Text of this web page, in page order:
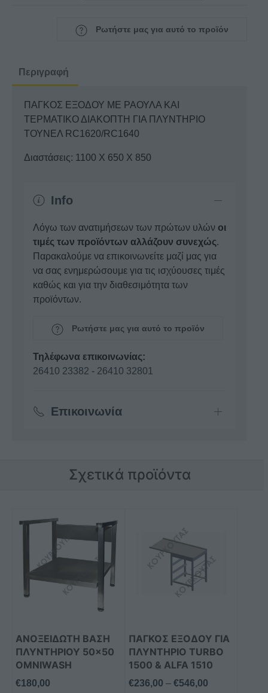
ΤΕΡΜΑΤΙΚΟ
ΔΙΑΚΟΠΤΗ
ΠΛΥΝΤΗΡΙΟ
ΤΟΥΝΕΛ
RC1620/RC1640
ποσότητα
Ρωτήστε μας για αυτό το προϊόν
Περιγραφή
ΠΑΓΚΟΣ ΕΞΟΔΟΥ ΜΕ ΡΑΟΥΛΑ ΚΑΙ
ΤΕΡΜΑΤΙΚΟ ΔΙΑΚΟΠΤΗ ΓΙΑ ΠΛΥΝΤΗΡΙΟ
ΤΟΥΝΕΛ RC1620/RC1640
Διαστάσεις: 1100 X 650 X 850
Info
Λόγω των ανατιμήσεων των πρώτων υλών οι
τιμές των προϊόντων αλλάζουν συνεχώς.
Παρακαλούμε να επικοινωνείτε μαζί μας για
να σας ενημερώσουμε για τις ισχύουσες τιμές
καθώς και για την διαθεσιμότητα των
προϊόντων.
Ρωτήστε μας για αυτό το προϊόν
Τηλέφωνα επικοινωνίας:
26410 23382 - 26410 32801
Επικοινωνία
Σχετικά προϊόντα
AΝΟΞΕΊΔΩΤΗ ΒΆΣΗ
ΠΛΥΝΤΗΡΊΟΥ 50×50
OMNIWASH
€180,00
ΠΑΓΚΟΣ ΕΞΟΔΟΥ ΓΙΑ
ΠΛΥΝΤΗΡΙΟ TURBO
1500 & ALFA 1510
€236,00 – €546,00Price
προϊόν
πολλαπλές
μπορούν
να
επιλεγούν
σελίδα